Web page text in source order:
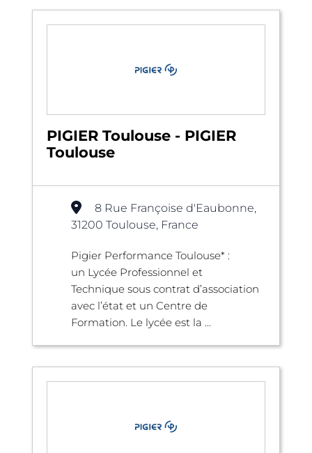
PIGIER Toulouse - PIGIER
Toulouse
8 Rue Françoise d'Eaubonne,
31200 Toulouse, France
Pigier Performance Toulouse* :
un Lycée Professionnel et
Technique sous contrat d’association
avec l’état et un Centre de
Formation. Le lycée est la ...